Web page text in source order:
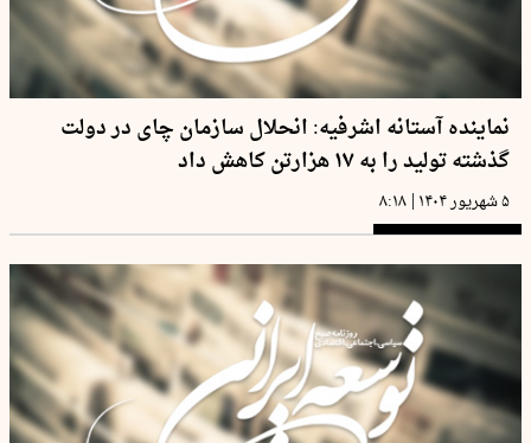
نماینده آستانه اشرفیه: انحلال سازمان چای در دولت
گذشته تولید را به ۱۷ هزارتن کاهش داد
۵ شهریور ۱۴۰۴ | ۸:۱۸